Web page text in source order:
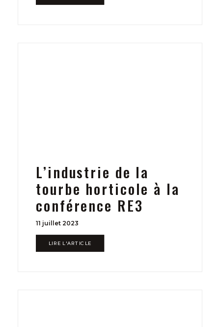
L’industrie de la
tourbe horticole à la
conférence RE3
11 juillet 2023
LIRE L'ARTICLE